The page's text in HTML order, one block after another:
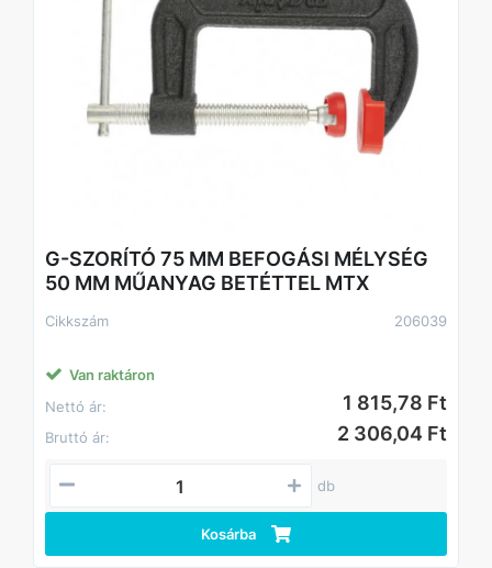
G-SZORÍTÓ 75 MM BEFOGÁSI MÉLYSÉG
50 MM MŰANYAG BETÉTTEL MTX
Cikkszám 206039
Van raktáron
Nettó ár:
1 815,78 Ft
Bruttó ár: 2 306,04 Ft
db
Kosárba